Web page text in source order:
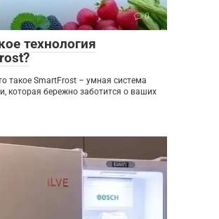
0
технология
такое SmartFrost – умная система
которая бережно заботится о ваших